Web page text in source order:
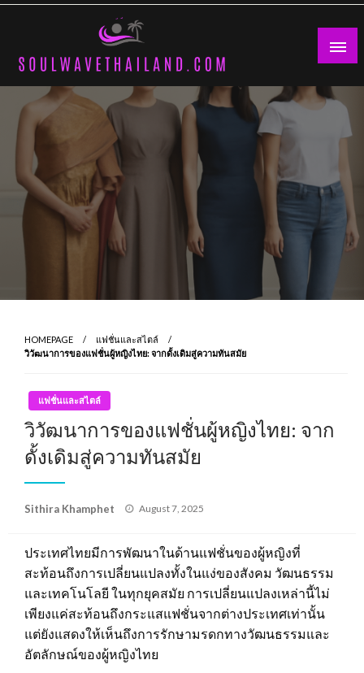
Skip
HOMEPAGE
แฟชั่นและสไตล์
วิวัฒนาการของแฟชั่นผู้หญิงไทย: จากดั้งเดิมสู่ความทันสมัย
แฟชั่นและสไตล์
วิวัฒนาการของแฟชั่นผู้หญิงไทย: จาก
ดั้งเดิมสู่ความทันสมัย
Sithira Khamphet
Posted
August 7, 2025
ประเทศไทยมีการพัฒนาในด้านแฟชั่นของผู้หญิงที่
สะท้อนถึงการเปลี่ยนแปลงทั้งในแง่ของสังคม วัฒนธรรม
และเทคโนโลยี ในทุกยุคสมัย การเปลี่ยนแปลงเหล่านี้ไม่
เพียงแค่สะท้อนถึงกระแสแฟชั่นจากต่างประเทศเท่านั้น
แต่ยังแสดงให้เห็นถึงการรักษามรดกทางวัฒนธรรมและ
อัตลักษณ์ของผู้หญิงไทย